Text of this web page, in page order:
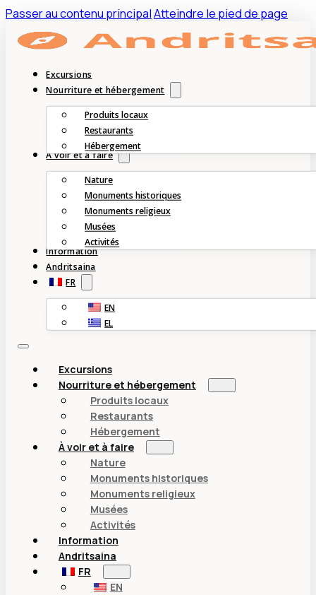
Passer au contenu principalAtteindre le pied de page
Excursions
Nourriture et hébergement
Produits locaux
Restaurants
Hébergement
À voir et à faire
Nature
Monuments historiques
Monuments religieux
Musées
Activités
Information
Andritsaina
FR
EN
EL
Excursions
Nourriture et hébergement
Produits locaux
Restaurants
Hébergement
À voir et à faire
Nature
Monuments historiques
Monuments religieux
Musées
Activités
Information
Andritsaina
FR
EN